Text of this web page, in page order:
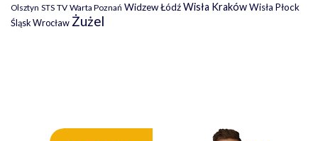
Olsztyn STS TV Warta Poznań Widzew ŁódźWisła KrakówWisła Płock
Śląsk WrocławŻużel